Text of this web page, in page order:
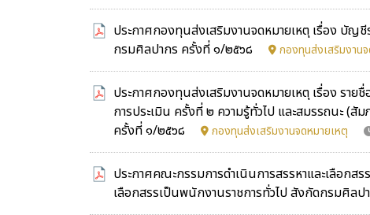
ประกาศกองทุนส่งเสริมงานจดหมายเหตุ เรื่อง บัญ
กรมศิลปากร ครั้งที่ ๑/๒๕๖๘
กองทุนส่งเสริมงาน
ประกาศกองทุนส่งเสริมงานจดหมายเหตุ เรื่อง ราย
การประเมิน ครั้งที่ ๒ ความรู้ทั่วไป และสมรรถนะ (
ครั้งที่ ๑/๒๕๖๘
กองทุนส่งเสริมงานจดหมายเหตุ
ประกาศคณะกรรมการดำเนินการสรรหาและเลือกส
เลือกสรรเป็นพนักงานราชการทั่วไป สังกัดกรมศิล